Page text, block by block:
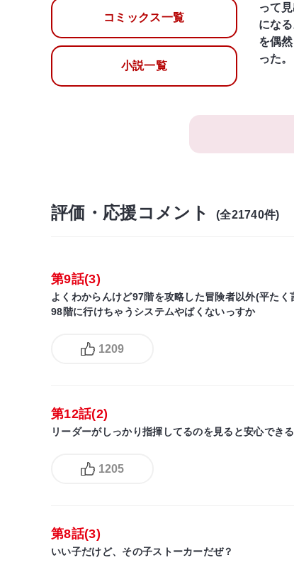
コミックス一覧
小説一覧
って
にな
を偶
った。
評価・応援コメント (全21740件)
第9話(3)
よくわからんけど97階を攻略した冒険者以外(平たく
98階に行けちゃうシステムやばくないっすか
1209
第12話(2)
リーダーがしっかり指揮してるのを見ると安心でき
1205
第8話(3)
いい子だけど、その子ストーカーだぜ？